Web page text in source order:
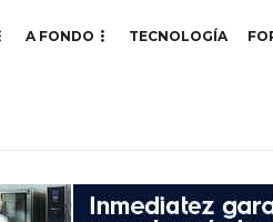
A FONDO TECNOLOGÍA